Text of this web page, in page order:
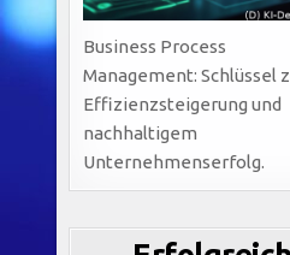
Business Process
Management: Schlüssel
Effizienzsteigerung und
nachhaltigem
Unternehmenserfolg.